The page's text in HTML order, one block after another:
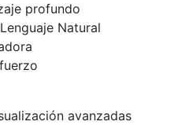
profundo
Natural
avanzadas